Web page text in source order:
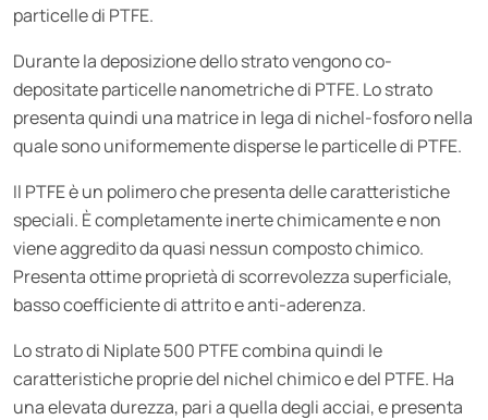
particelle di PTFE.
Durante la deposizione dello strato vengono co-
depositate particelle nanometriche di PTFE. Lo strato
presenta quindi una matrice in lega di nichel-fosforo nella
quale sono uniformemente disperse le particelle di PTFE.
Il PTFE è un polimero che presenta delle caratteristiche
speciali. È completamente inerte chimicamente e non
viene aggredito da quasi nessun composto chimico.
Presenta ottime proprietà di scorrevolezza superficiale,
basso coefficiente di attrito e anti-aderenza.
Lo strato di Niplate 500 PTFE combina quindi le
caratteristiche proprie del nichel chimico e del PTFE. Ha
una elevata durezza, pari a quella degli acciai, e presenta